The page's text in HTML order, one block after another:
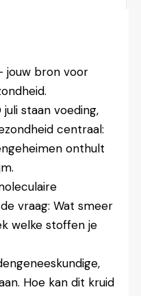
jouw bron voor
staan voeding,
centraal:
onthult
vraag: Wat smeer
welke stoffen je
Hoe kan dit kruid